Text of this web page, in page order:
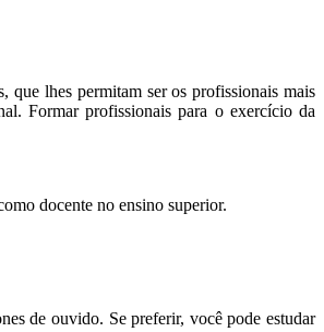
que lhes permitam ser os profissionais mais
Formar profissionais para o exercício da
docente no ensino superior.
de ouvido. Se preferir, você pode estudar